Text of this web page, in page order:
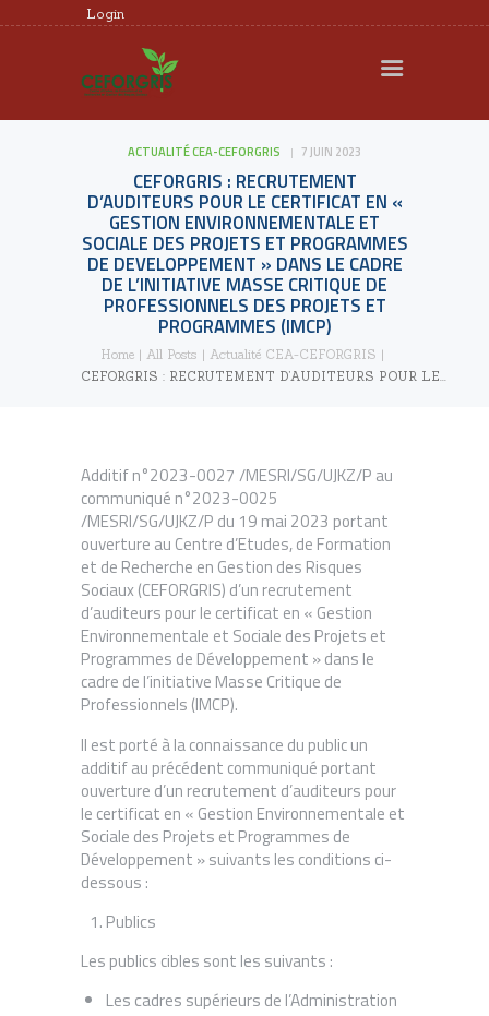
Login
ACTUALITÉ CEA-CEFORGRIS 7 JUIN 2023
CEFORGRIS : RECRUTEMENT
D’AUDITEURS POUR LE CERTIFICAT EN «
GESTION ENVIRONNEMENTALE ET
SOCIALE DES PROJETS ET PROGRAMMES
DE DEVELOPPEMENT » DANS LE CADRE
DE L’INITIATIVE MASSE CRITIQUE DE
PROFESSIONNELS DES PROJETS ET
PROGRAMMES (IMCP)
Home All Posts
Actualité CEA-CEFORGRIS
CEFORGRIS : RECRUTEMENT D’AUDITEURS POUR LE...
CEFORGRIS
MEMBRES
RECHERCHE
FORMATION
EXPERTISE
DOCUMENTS UTILES
AGENDA
REQUÊTES ET
PLAINTES
Additif n°2023-0027 /MESRI/SG/UJKZ/P au
communiqué n°2023-0025
/MESRI/SG/UJKZ/P du 19 mai 2023 portant
ouverture au Centre d’Etudes, de Formation
et de Recherche en Gestion des Risques
Sociaux (CEFORGRIS) d’un recrutement
d’auditeurs pour le certificat en « Gestion
Environnementale et Sociale des Projets et
Programmes de Développement » dans le
cadre de l’initiative Masse Critique de
Professionnels (IMCP).
Il est porté à la connaissance du public un
additif au précédent communiqué portant
ouverture d’un recrutement d’auditeurs pour
le certificat en « Gestion Environnementale et
Sociale des Projets et Programmes de
Développement » suivants les conditions ci-
dessous :
Publics
Les publics cibles sont les suivants :
Les cadres supérieurs de l’Administration